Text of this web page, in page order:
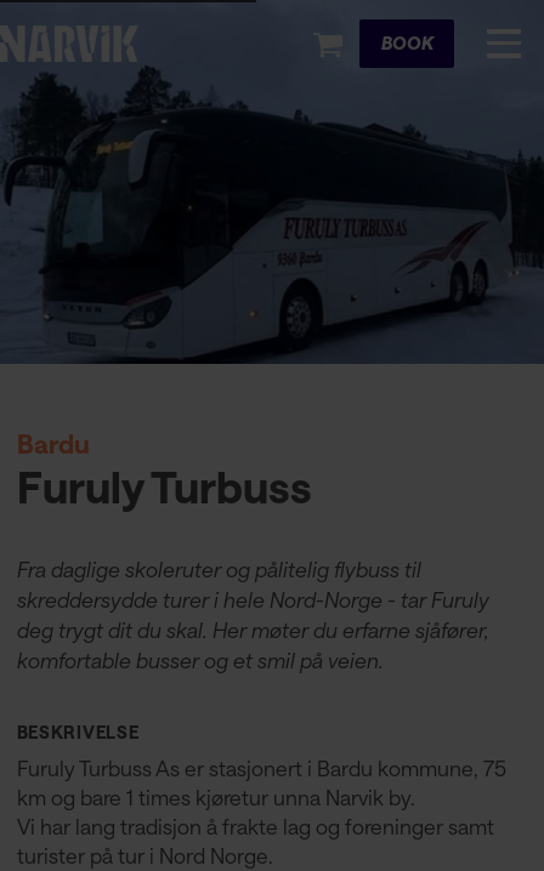
Cart
BOOK
Bardu
Furuly Turbuss
Fra daglige skoleruter og pålitelig flybuss til
skreddersydde turer i hele Nord-Norge - tar Furuly
deg trygt dit du skal. Her møter du erfarne sjåfører,
komfortable busser og et smil på veien.
BESKRIVELSE
Furuly Turbuss As er stasjonert i Bardu kommune, 75
km og bare 1 times kjøretur unna Narvik by.
Vi har lang tradisjon å frakte lag og foreninger samt
turister på tur i Nord Norge.